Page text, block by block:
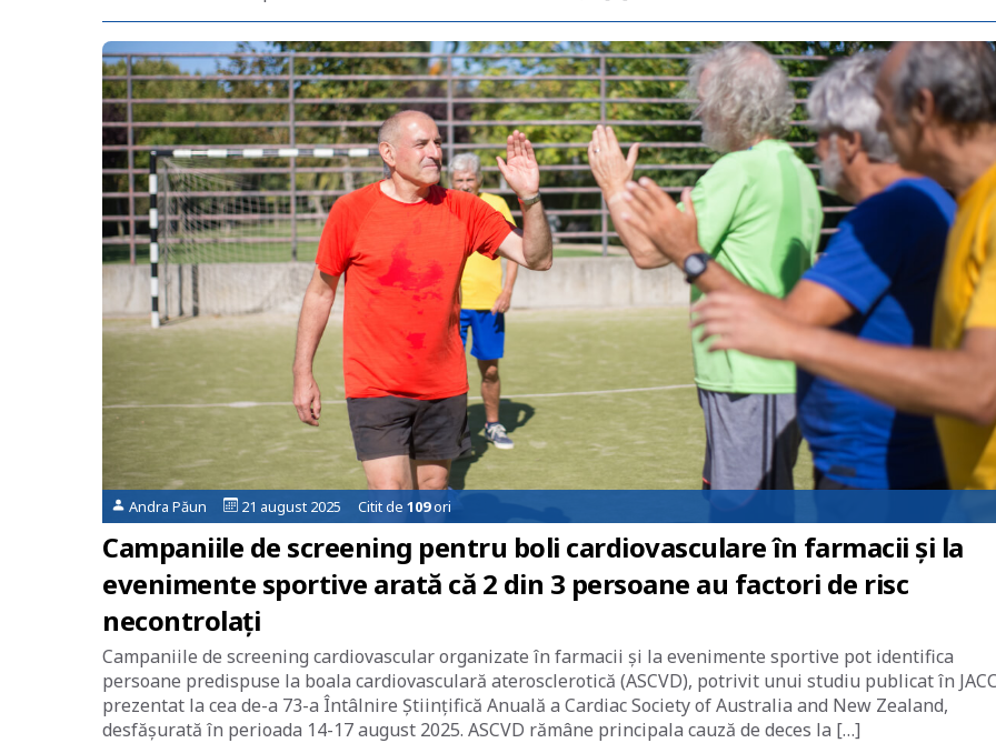
Andra Păun 21 august 2025 Citit de 109ori
Campaniile de screening pentru boli cardiovasculare în farmacii și la
evenimente sportive arată că 2 din 3 persoane au factori de risc
necontrolați
Campaniile de screening cardiovascular organizate în farmacii și la evenimente sportive pot identifica
persoane predispuse la boala cardiovasculară aterosclerotică (ASCVD), potrivit unui studiu publicat în
prezentat la cea de-a 73-a Întâlnire Științifică Anuală a Cardiac Society of Australia and New Zealand,
desfășurată în perioada 14-17 august 2025. ASCVD rămâne principala cauză de deces la […]